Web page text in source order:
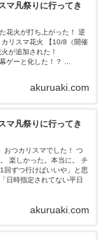
マ凡祭りに行ってき
花火が打ち上がった！ 逆
リスマ花火 【10/8（開催
が追加された！
ゲーと化した！？ ...
akuruaki.com
マ凡祭りに行ってき
おつカリスマでした！ つ
楽しかった。本当に。 チ
回ずつ行けばいいや」と思
日時指定されてない平日
akuruaki.com